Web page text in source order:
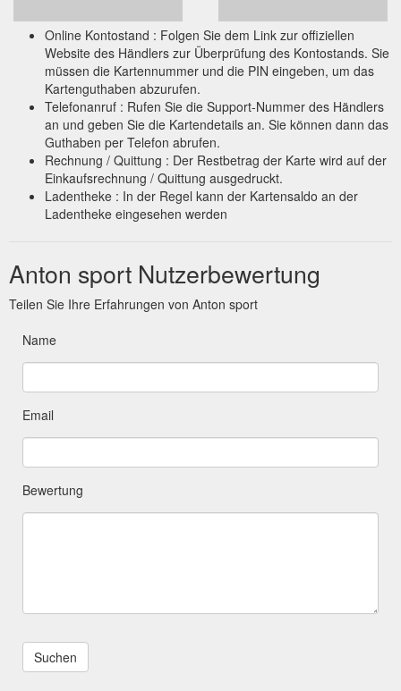
Online Kontostand : Folgen Sie dem Link zur offiziellen
Website des Händlers zur Überprüfung des Kontostands. Sie
müssen die Kartennummer und die PIN eingeben, um das
Kartenguthaben abzurufen.
Telefonanruf : Rufen Sie die Support-Nummer des Händlers
an und geben Sie die Kartendetails an. Sie können dann das
Guthaben per Telefon abrufen.
Rechnung / Quittung : Der Restbetrag der Karte wird auf der
Einkaufsrechnung / Quittung ausgedruckt.
Ladentheke : In der Regel kann der Kartensaldo an der
Ladentheke eingesehen werden
Anton sport Nutzerbewertung
Teilen Sie Ihre Erfahrungen von Anton sport
Name
Email
Bewertung